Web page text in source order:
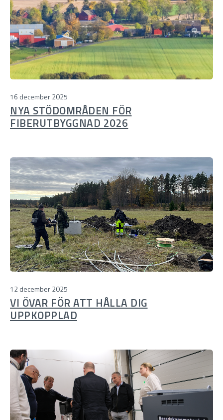
16 december 2025
NYA STÖDOMRÅDEN FÖR
FIBERUTBYGGNAD 2026
12 december 2025
VI ÖVAR FÖR ATT HÅLLA DIG
UPPKOPPLAD